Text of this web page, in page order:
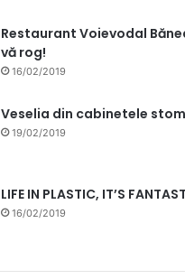
Restaurant Voievodal
vă rog!
16/02/2019
Veselia din cabinetele
19/02/2019
LIFE IN PLASTIC, IT’S
16/02/2019